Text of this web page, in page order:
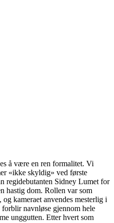
å være en ren formalitet. Vi
«ikke skyldig» ved første
regidebutanten Sidney Lumet for
hastig dom. Rollen var som
kameraet anvendes mesterlig i
forblir navnløse gjennom hele
unggutten. Etter hvert som